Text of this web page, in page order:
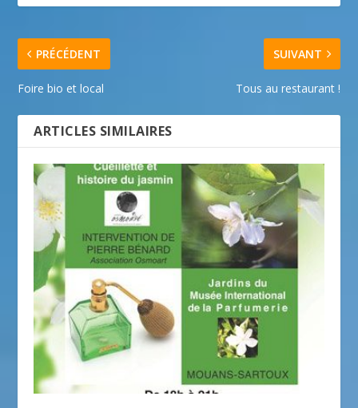
PRÉCÉDENT
Foire bio et local
SUIVANT
Tous au restaurant !
ARTICLES SIMILAIRES